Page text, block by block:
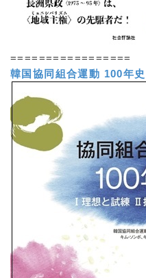
=================
韓国協同組合運動 100年史